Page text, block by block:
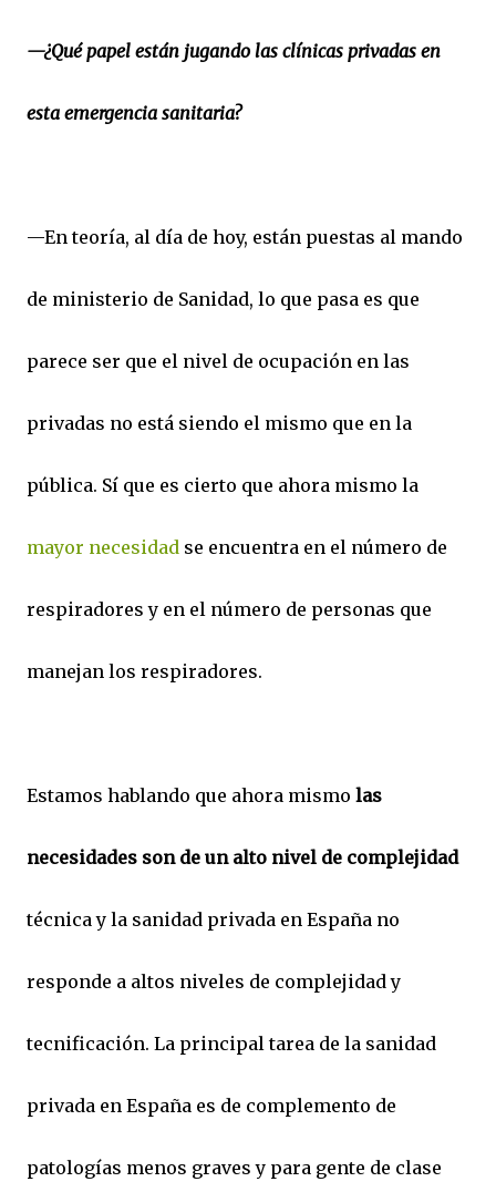
—¿Qué papel están jugando las clínicas privadas en
esta emergencia sanitaria?
—En teoría, al día de hoy, están puestas al mando
de ministerio de Sanidad, lo que pasa es que
parece ser que el nivel de ocupación en las
privadas no está siendo el mismo que en la
pública. Sí que es cierto que ahora mismo la
mayor necesidad se encuentra en el número de
respiradores y en el número de personas que
manejan los respiradores.
Estamos hablando que ahora mismo las
necesidades son de un alto nivel de complejidad
técnica y la sanidad privada en España no
responde a altos niveles de complejidad y
tecnificación. La principal tarea de la sanidad
privada en España es de complemento de
patologías menos graves y para gente de clase